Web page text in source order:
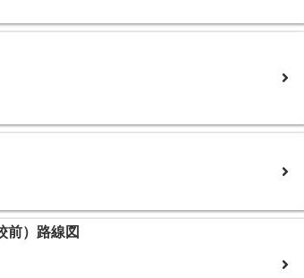
前）路線図